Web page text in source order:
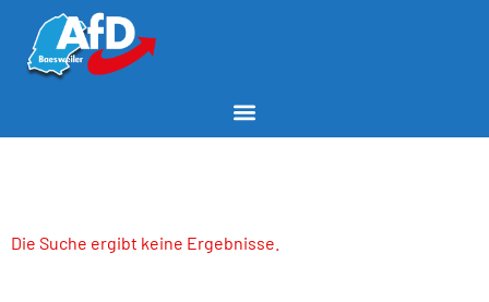
Die Suche ergibt keine Ergebnisse.